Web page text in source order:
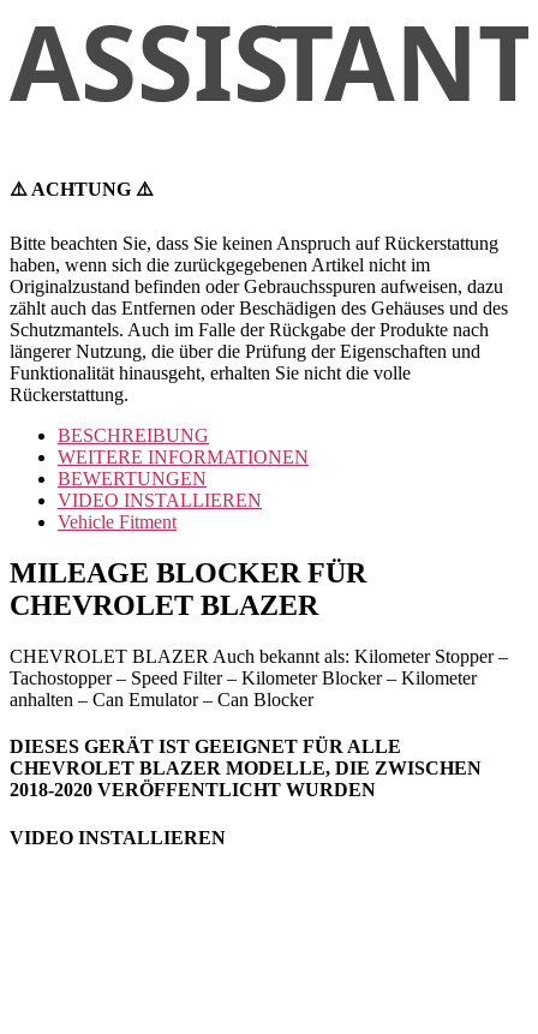
⚠️ ACHTUNG ⚠️
Bitte beachten Sie, dass Sie keinen Anspruch auf Rückerstattung
haben, wenn sich die zurückgegebenen Artikel nicht im
Originalzustand befinden oder Gebrauchsspuren aufweisen, dazu
zählt auch das Entfernen oder Beschädigen des Gehäuses und des
Schutzmantels. Auch im Falle der Rückgabe der Produkte nach
längerer Nutzung, die über die Prüfung der Eigenschaften und
Funktionalität hinausgeht, erhalten Sie nicht die volle
Rückerstattung.
BESCHREIBUNG
WEITERE INFORMATIONEN
BEWERTUNGEN
VIDEO INSTALLIEREN
Vehicle Fitment
MILEAGE BLOCKER FÜR
CHEVROLET BLAZER
CHEVROLET BLAZER Auch bekannt als: Kilometer Stopper –
Tachostopper – Speed Filter – Kilometer Blocker – Kilometer
anhalten – Can Emulator – Can Blocker
DIESES GERÄT IST GEEIGNET FÜR ALLE
CHEVROLET BLAZER MODELLE, DIE ZWISCHEN
2018-2020 VERÖFFENTLICHT WURDEN
VIDEO INSTALLIEREN